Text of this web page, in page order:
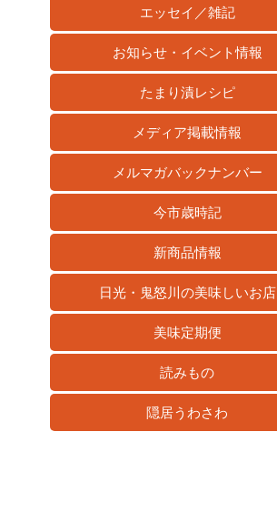
エッセイ／雑記
お知らせ・イベント情報
たまり漬レシピ
メディア掲載情報
メルマガバックナンバー
今市歳時記
新商品情報
日光・鬼怒川の美味しいお店
美味定期便
読みもの
隠居うわさわ